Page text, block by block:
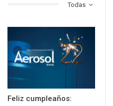
Todas
Feliz cumpleaños: